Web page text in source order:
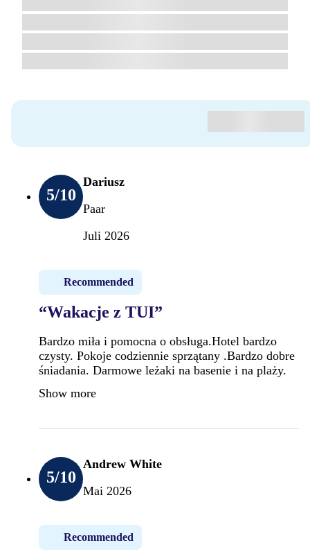
5/10
Dariusz
Paar
Juli 2026
Recommended
“Wakacje z TUI”
Bardzo miła i pomocna o obsługa.Hotel bardzo
czysty. Pokoje codziennie sprzątany .Bardzo dobre
śniadania. Darmowe leżaki na basenie i na plaży.
Show more
5/10
Andrew White
Mai 2026
Recommended